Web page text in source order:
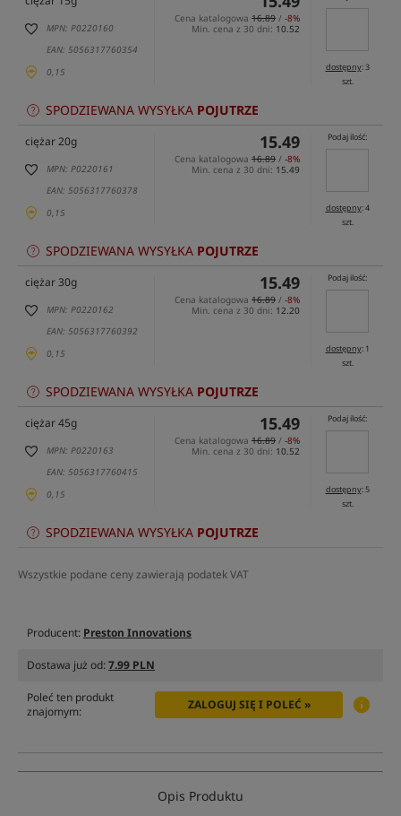
MPN: P0220160
EAN: 5056317760354
0,15
Cena katalogowa 16.89 / -8%
Min. cena z 30 dni: 10.52
dostępny: 3
szt.
SPODZIEWANA WYSYŁKA POJUTRZE
ciężar 20g
MPN: P0220161
EAN: 5056317760378
0,15
15.49
Cena katalogowa 16.89 / -8%
Min. cena z 30 dni: 15.49
Podaj ilość:
dostępny: 4
szt.
SPODZIEWANA WYSYŁKA POJUTRZE
ciężar 30g
MPN: P0220162
EAN: 5056317760392
0,15
15.49
Cena katalogowa 16.89 / -8%
Min. cena z 30 dni: 12.20
Podaj ilość:
dostępny: 1
szt.
SPODZIEWANA WYSYŁKA POJUTRZE
ciężar 45g
MPN: P0220163
EAN: 5056317760415
0,15
15.49
Cena katalogowa 16.89 / -8%
Min. cena z 30 dni: 10.52
Podaj ilość:
dostępny: 5
szt.
SPODZIEWANA WYSYŁKA POJUTRZE
Wszystkie podane ceny zawierają podatek VAT
Producent: Preston Innovations
Dostawa już od:7.99 PLN
Poleć ten produkt
znajomym:
ZALOGUJ SIĘ I POLEĆ »
Opis Produktu